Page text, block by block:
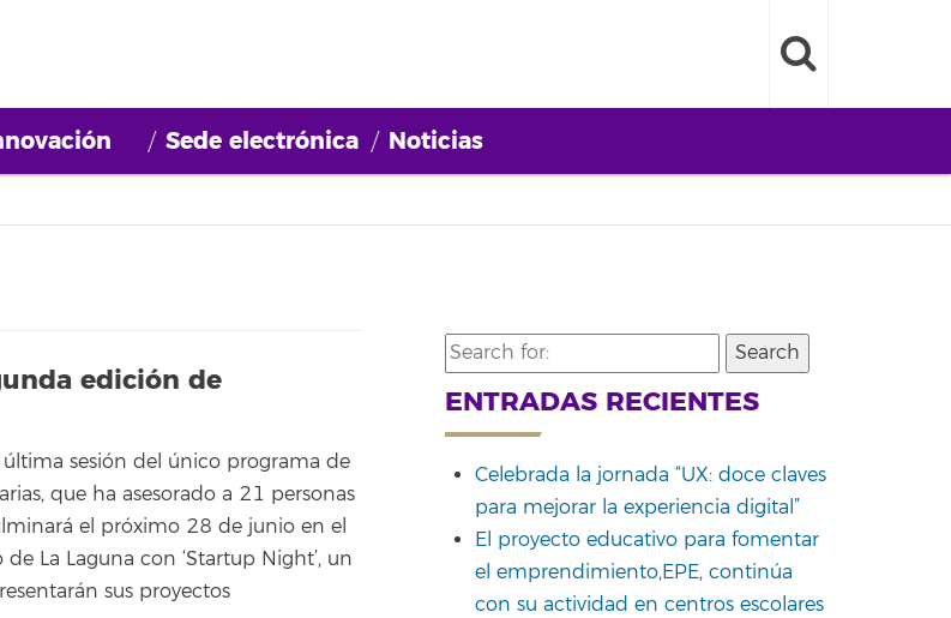
Sede electrónica Noticias
edición de
sesión del único programa de
que ha asesorado a 21 personas
el próximo 28 de junio en el
La Laguna con ‘Startup Night’, un
sus proyectos
Search
for:
ENTRADAS RECIENTES
Celebrada la jornada “UX: doce claves
para mejorar la experiencia digital”
El proyecto educativo para fomentar
el emprendimiento,EPE, continúa
con su actividad en centros escolares